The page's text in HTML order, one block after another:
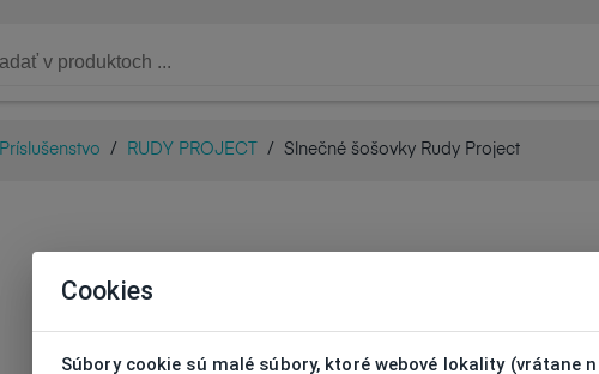
Príslušenstvo / RUDY PROJECT / Slnečné šošovky Rudy Project
Cookies
Súbory cookie sú malé súbory, ktoré webové lokality (vrátane